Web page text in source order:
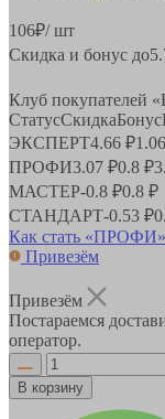
106₽/ шт
Скидка и бонус до
Клуб покупателей
СтатусСкидкаБонус
ЭКСПЕРТ4.66 ₽
ПРОФИ3.07 ₽0.8 ₽
МАСТЕР-0.8 ₽0.8 ₽
СТАНДАРТ-0.53 ₽
Как стать «ПРОФИ»
Привезём
Привезём
Постараемся
оператор.
В корзину